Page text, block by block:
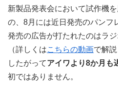
新製品発表会において試作機
の、8月には近日発売のパンフ
発売の広告が打たれたのはラジ
（詳しくはこちらの動画で解説
したがってアイワより8か月も
初ではありません。